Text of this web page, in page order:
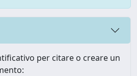
per citare o creare un